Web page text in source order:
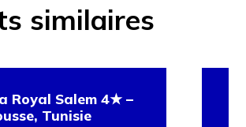
similaires
Royal Salem 4★ –
Tunisie